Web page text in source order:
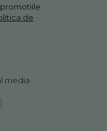
de
media